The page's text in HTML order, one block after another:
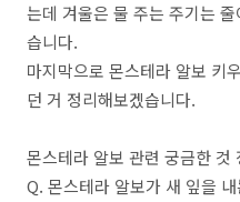
는데 겨울은 물 주는 주기는
습니다.
마지막으로 몬스테라 알보 키
던 거 정리해보겠습니다.
몬스테라 알보 관련 궁금한 것
Q. 몬스테라 알보가 새 잎을